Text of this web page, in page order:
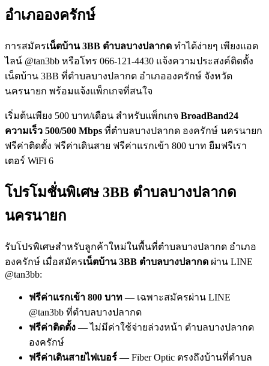
อำเภอองครักษ์
การสมัครเน็ตบ้าน 3BB ตำบลบางปลากด ทำได้ง่ายๆ เพียงแอด
ไลน์ @tan3bb หรือโทร 066-121-4430 แจ้งความประสงค์ติดตั้ง
เน็ตบ้าน 3BB ที่ตำบลบางปลากด อำเภอองครักษ์ จังหวัด
นครนายก พร้อมแจ้งแพ็กเกจที่สนใจ
เริ่มต้นเพียง 500 บาท/เดือน สำหรับแพ็กเกจ BroadBand24
ความเร็ว 500/500 Mbps ที่ตำบลบางปลากด องครักษ์ นครนายก
ฟรีค่าติดตั้ง ฟรีค่าเดินสาย ฟรีค่าแรกเข้า 800 บาท ยืมฟรีเรา
เตอร์ WiFi 6
โปรโมชั่นพิเศษ 3BB ตำบลบางปลากด
นครนายก
รับโปรพิเศษสำหรับลูกค้าใหม่ในพื้นที่ตำบลบางปลากด อำเภอ
องครักษ์ เมื่อสมัครเน็ตบ้าน 3BB ตำบลบางปลากด ผ่าน LINE
@tan3bb:
ฟรีค่าแรกเข้า 800 บาท — เฉพาะสมัครผ่าน LINE
@tan3bb ที่ตำบลบางปลากด
ฟรีค่าติดตั้ง — ไม่มีค่าใช้จ่ายล่วงหน้า ตำบลบางปลากด
องครักษ์
ฟรีค่าเดินสายไฟเบอร์ — Fiber Optic ตรงถึงบ้านที่ตำบล